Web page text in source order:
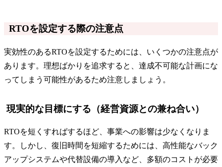
RTOを設定する際の注意点
実効性のあるRTOを設定するためには、いくつかの注意点が
あります。理想ばかりを追求すると、達成不可能な計画にな
ってしまう可能性があるため注意しましょう。
現実的な目標にする（経営資源との兼ね合い）
RTOを短くすればするほど、事業への影響は少なくなりま
す。しかし、復旧時間を短縮するためには、高性能なバック
アップシステムや代替設備の導入など、多額のコストが必要